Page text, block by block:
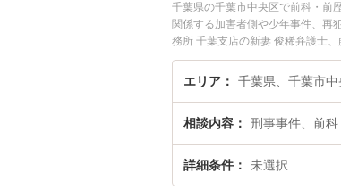
千葉県の千葉市中央区で前科・前
関係する加害者側や少年事件、再
務所 千葉支店の新妻 俊稀弁護士
発生した前科・前歴回避のトラブ
を法律相談できる千葉市中央区内
エリア 千葉県、千葉市中
相談内容 刑事事件、前
詳細条件 未選択